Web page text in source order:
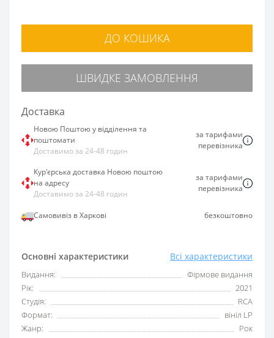
Основні характеристики Всі характеристики
Видання:
Фірмове видання
Рік:
2021
Студія:
RCA
Формат:
вініл LP
Жанр:
Рок
ДО КОШИКА
ШВИДКЕ ЗАМОВЛЕННЯ
Доставка
Новою Поштою у відділення та
поштомати
Доставимо за 24-48 годин
за тарифами
перевізника
Кур'єрська доставка Новою поштою
на адресу
Доставимо за 24-48 годин
за тарифами
перевізника
Самовивіз в Харкові безкоштовно